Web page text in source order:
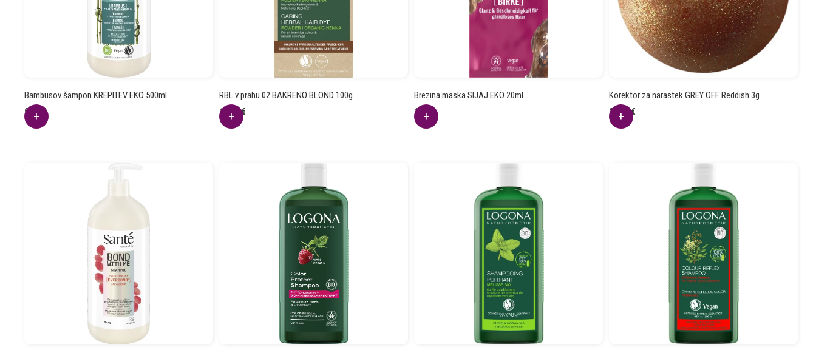
Bambusov šampon KREPITEV EKO 500ml
9.63
€
RBL v prahu 02 BAKRENO BLOND 100g
13.14€
Brezina maska SIJAJ EKO 20ml
1.92
€
Korektor za narastek GREY OFF Reddish 3g
23.06€